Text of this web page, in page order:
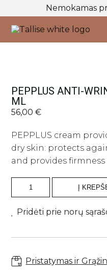
Nemokamas
Veido priežiūra
Visos priemonės
Makiažo valymo
Veido prausikliai
Veido šveitikliai
Veido tonikai
Veido serumai
Veido ampulės
Paakių kremai ir
Paakių kaukės
Visos priemonės
Kūno prausikliai,
Kūno purškikliai
Intymi priežiūra
Natūralūs
Makiažo Priemonės
Visos priemonės
Makiažo bazės
Makiažo
Birios ir presuotos
Skaistalai
Akių pieštukai
Visos priemonės
Plaukų šampūnai
Plaukų kremai
Apranga
Apranga
Sportinės
Sijonai
Naujienos
Namams
PEPPLUS ANTI-
ML
56,00€
PEPPLUS cream
dry skin: protects
and provides firmness
produkto
kiekis:
PEPPLUS
ANTI-
WRINKLE
CREAM,
ML
Į
Pridėti prie norų
Pristatymas ir